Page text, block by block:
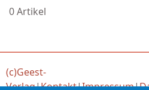
0Artikel
(c)Geest-
Verlag|Kontakt|Impressum|